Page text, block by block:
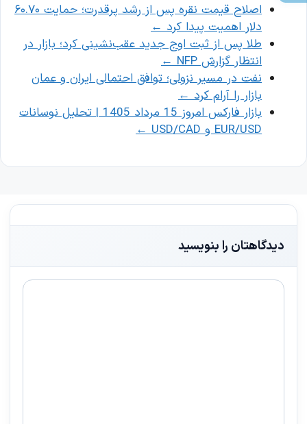
اصلاح قیمت نقره پس از رشد پرقدرت؛ حمایت ۶۰.۷۰
دلار اهمیت پیدا کرد ←
طلا پس از ثبت اوج جدید عقب‌نشینی کرد؛ بازار در
انتظار گزارش NFP
←
نفت در مسیر نزولی؛ توافق احتمالی ایران و عمان
بازار را آرام کرد ←
بازار فارکس امروز 15 مرداد 1405 | تحلیل نوسانات
EUR/USD و USD/CAD
←
دیدگاهتان را بنویسید
دیدگاه